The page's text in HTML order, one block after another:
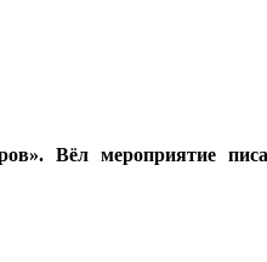
Вёл мероприятие